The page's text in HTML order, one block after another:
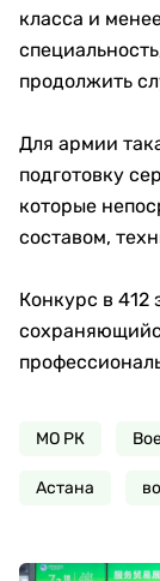
класса и
продолжить
Для армии
подготовку
которые
составом,
Конкурс в 412
МО РК
Астана